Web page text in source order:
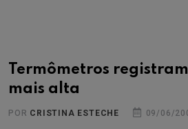
Termômetros
mais alta
POR CRISTINA ESTECHE 09/06/